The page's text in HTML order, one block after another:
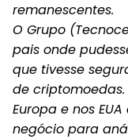
remanescentes.
O Grupo
pais onde
que tivesse
de
Europa e nos
negócio para